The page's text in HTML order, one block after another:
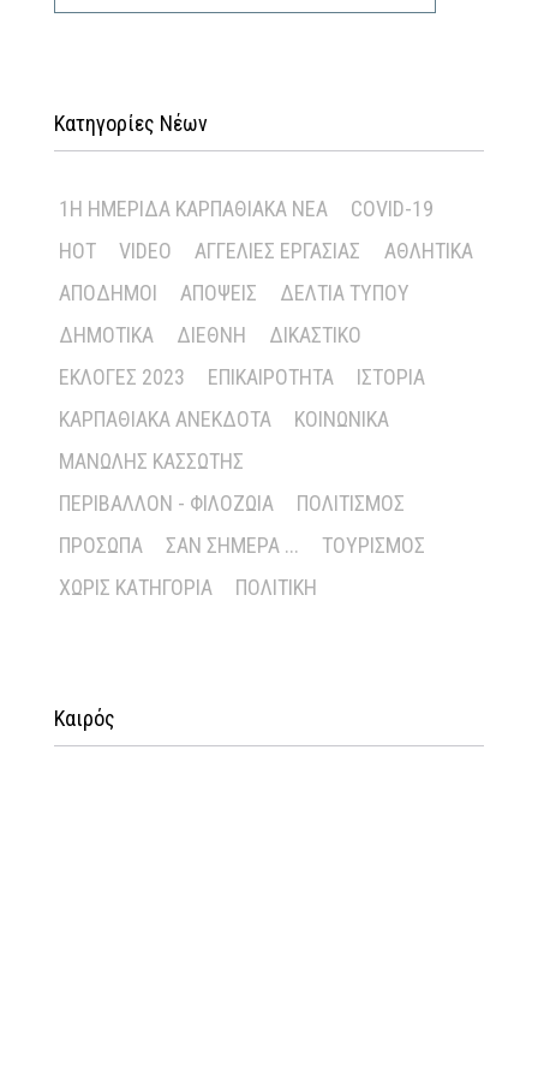
Κατηγορίες Νέων
1Η ΗΜΕΡΊΔΑ ΚΑΡΠΑΘΙΑΚΆ ΝΈΑ
COVID-19
HOT
VIDEO ΑΓΓΕΛΊΕΣ ΕΡΓΑΣΊΑΣ
ΑΘΛΗΤΙΚΆ
ΑΠΌΔΗΜΟΙ
ΑΠΌΨΕΙΣ
ΔΕΛΤΊΑ ΤΎΠΟΥ
ΔΗΜΟΤΙΚΆ
ΔΙΕΘΝΉ
ΔΙΚΑΣΤΙΚΌ
ΕΚΛΟΓΈΣ 2023
ΕΠΙΚΑΙΡΌΤΗΤΑ
ΙΣΤΟΡΊΑ
ΚΑΡΠΑΘΙΑΚΆ ΑΝΈΚΔΟΤΑ
ΚΟΙΝΩΝΙΚΆ
ΜΑΝΏΛΗΣ ΚΑΣΣΏΤΗΣ
ΠΕΡΙΒΆΛΛΟΝ - ΦΙΛΟΖΩΊΑ
ΠΟΛΙΤΙΣΜΌΣ
ΠΡΌΣΩΠΑ
ΣΑΝ ΣΉΜΕΡΑ ...
ΤΟΥΡΙΣΜΌΣ
ΧΩΡΊΣ ΚΑΤΗΓΟΡΊΑ
ΠΟΛΙΤΙΚΉ
Καιρός